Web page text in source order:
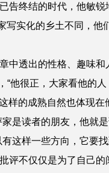
告终结的时代，他敏
写实化的乡土不同，他
透出的性格、趣味和
他很正，大家看他的
样的成熟自然也体现
是读者的朋友，他就是
这样一些方向，它要
评不仅仅是为了自己的